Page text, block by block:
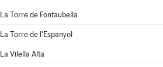
La Torre de Fontaubella
La Torre de l'Espanyol
La Vilella Alta